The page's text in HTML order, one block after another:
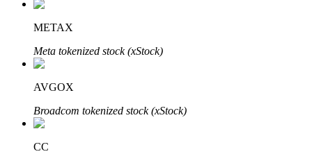
มากถึง 65% คอมมิชชั่น!
METAX
Meta tokenized stock (xStock)
AVGOX
Broadcom tokenized stock (xStock)
CC